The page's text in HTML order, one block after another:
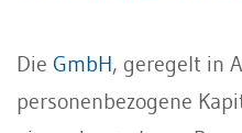
Die GmbH, geregelt in
personenbezogene